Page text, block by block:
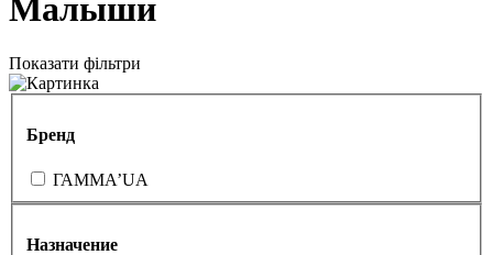
Малыши
Показати фільтри
Бренд
ГАММА’UA
Назначение